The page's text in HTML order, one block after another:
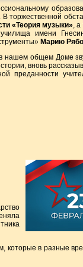
торжественной
«Теория музыки», а
училища имени
Марию
нашем общем Доме
вновь
преданности
которые в разные